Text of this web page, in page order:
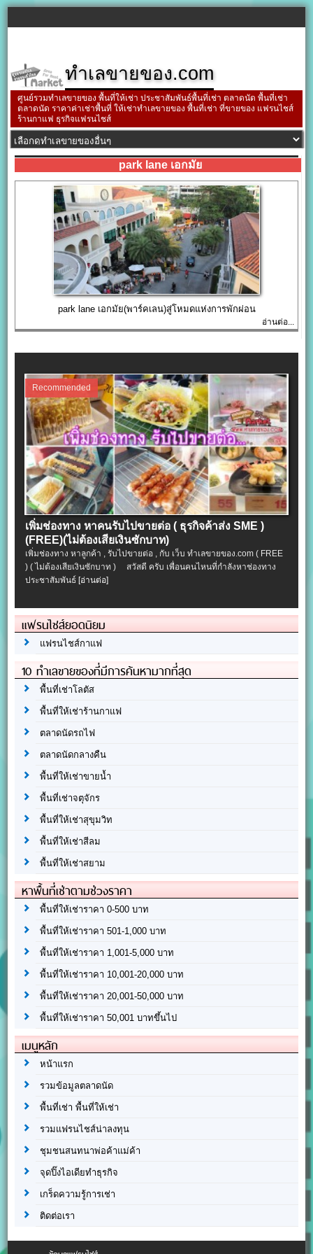
ทำเลขายของ.com
ศูนย์รวมทำเลขายของ พื้นที่ให้เช่า ประชาสัมพันธ์พื้นที่เช่า ตลาดนัด พื้นที่เช่า
ตลาดนัด ราคาค่าเช่าพื้นที่ ให้เช่าทำเลขายของ พื้นที่เช่า ที่ขายของ แฟรนไชส์
ร้านกาแฟ ธุรกิจแฟรนไชส์
park lane เอกมัย
park lane เอกมัย(พาร์คเลน)สู่โหมดแห่งการพักผ่อน
อ่านต่อ...
Recommended
เพิ่มช่องทาง หาคนรับไปขายต่อ ( ธุรกิจค้าส่ง SME )
(FREE)(ไม่ต้องเสียเงินซักบาท)
เพิ่มช่องทาง หาลูกค้า , รับไปขายต่อ , กับ เว็บ ทำเลขายของ.com ( FREE
) ( ไม่ต้องเสียเงินซักบาท ) สวัสดี ครับ เพื่อนคนไหนที่กำลังหาช่องทาง
ประชาสัมพันธ์[อ่านต่อ]
แฟรนไชส์ยอดนิยม
แฟรนไชส์กาแฟ
10 ทำเลขายของที่มีการค้นหามากที่สุด
พื้นที่เช่าโลตัส
พื้นที่ให้เช่าร้านกาแฟ
ตลาดนัดรถไฟ
ตลาดนัดกลางคืน
พื้นที่ให้เช่าขายน้ำ
พื้นที่เช่าจตุจักร
พื้นที่ให้เช่าสุขุมวิท
พื้นที่ให้เช่าสีลม
พื้นที่ให้เช่าสยาม
หาพื้นที่เช่าตามช่วงราคา
พื้นที่ให้เช่าราคา 0-500 บาท
พื้นที่ให้เช่าราคา 501-1,000 บาท
พื้นที่ให้เช่าราคา 1,001-5,000 บาท
พื้นที่ให้เช่าราคา 10,001-20,000 บาท
พื้นที่ให้เช่าราคา 20,001-50,000 บาท
พื้นที่ให้เช่าราคา 50,001 บาทขึ้นไป
เมนูหลัก
หน้าแรก
รวมข้อมูลตลาดนัด
พื้นที่เช่า พื้นที่ให้เช่า
รวมแฟรนไชส์น่าลงทุน
ชุมชนสนทนาพ่อค้าแม่ค้า
จุดปิ๊งไอเดียทำธุรกิจ
เกร็ดความรู้การเช่า
ติดต่อเรา